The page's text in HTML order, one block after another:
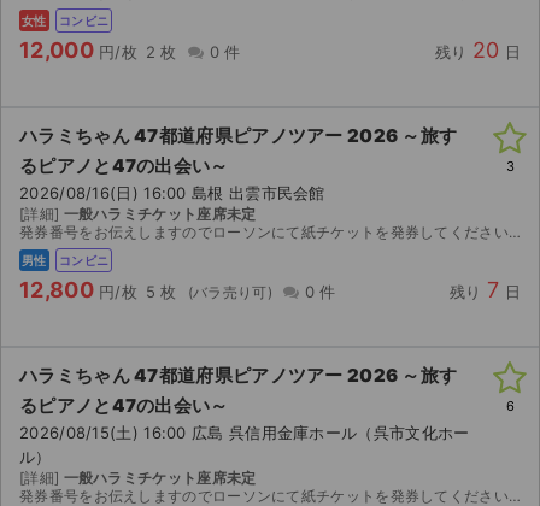
音楽情報
女性 コンビニ
12,000 円/枚 2 枚 0 件 残り 20 日
ハラミちゃん 47都道府県ピアノツアー 2026 ～旅す
るピアノと47の出会い～
2026/08/16(日) 16:00 島根 出雲市民会館
[詳細] 一般ハラミチケット座席未定
発券番号をお伝えしますのでローソンにて紙チケットを発券してください。
男性 コンビニ
12,800 円/枚 5 枚 0 件 残り 7 日
3
ハラミちゃん 47都道府県ピアノツアー 2026 ～旅す
るピアノと47の出会い～
2026/08/15(土) 16:00 広島 呉信用金庫ホール（呉市文化ホー
ル）
[詳細] 一般ハラミチケット座席未定
発券番号をお伝えしますのでローソンにて紙チケットを発券してください。
6